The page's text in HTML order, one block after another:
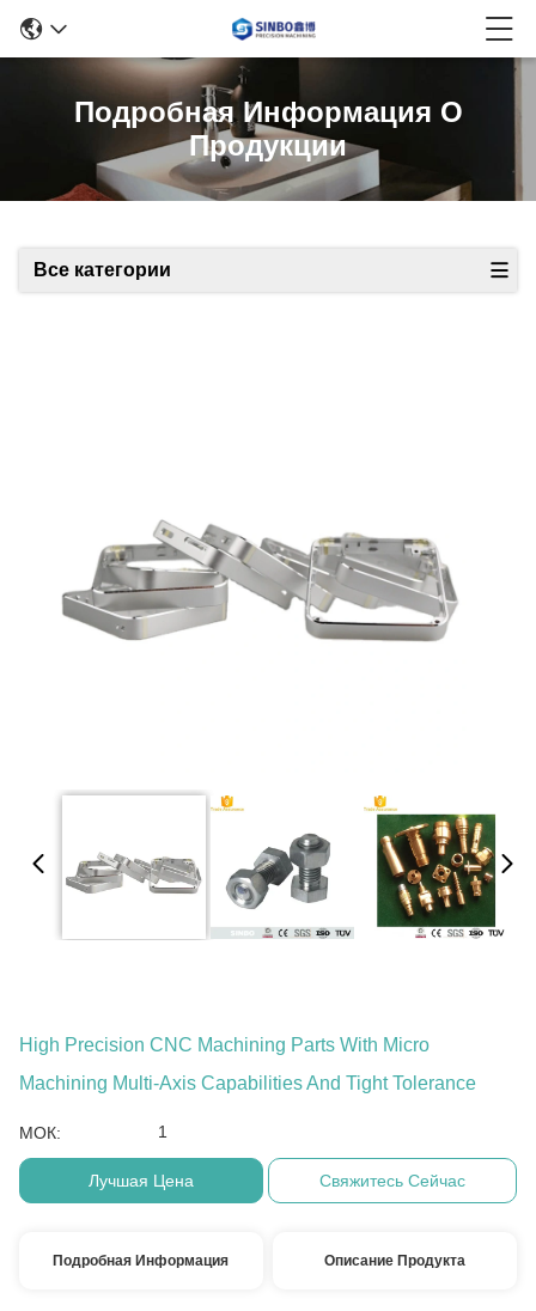
Подробная Информация О
Продукции
Все категории
High Precision CNC Machining Parts With Micro
Machining Multi-Axis Capabilities And Tight Tolerance
МОК: 1
Лучшая Цена Свяжитесь Сейчас
Подробная Информация Описание Продукта